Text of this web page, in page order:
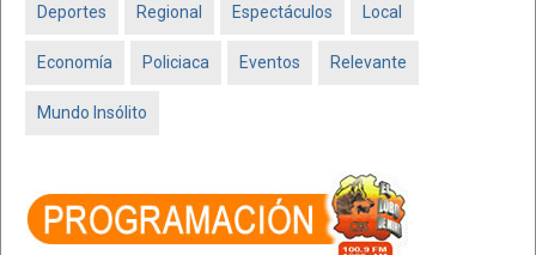
Deportes Regional Espectáculos Local
Economía Policiaca Eventos Relevante
Mundo Insólito